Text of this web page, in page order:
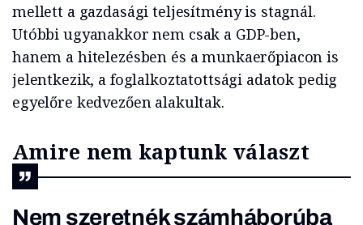
mellett a gazdasági teljesítmény is stagnál.
Utóbbi ugyanakkor nem csak a GDP-ben,
hanem a hitelezésben és a munkaerőpiacon is
jelentkezik, a foglalkoztatottsági adatok pedig
egyelőre kedvezően alakultak.
Amire nem kaptunk választ
Nem szeretnék számháborúba